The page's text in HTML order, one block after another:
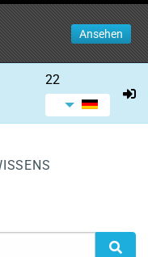
Ansehen
22